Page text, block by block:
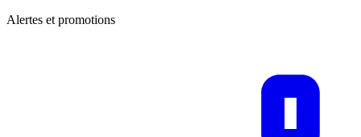
Alertes et promotions